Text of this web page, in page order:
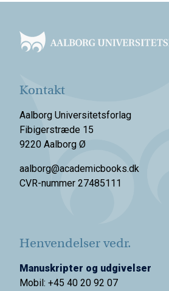
Kontakt
Aalborg Universitetsforlag
Fibigerstræde 15
9220 Aalborg Ø
aalborg@academicbooks.dk
CVR-nummer 27485111
Henvendelser vedr.
Manuskripter og udgivelser
Mobil: +45 40 20 92 07